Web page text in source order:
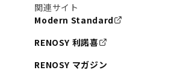
関連サイト
Modern Standard
RENOSY 利諾喜
RENOSY マガジン